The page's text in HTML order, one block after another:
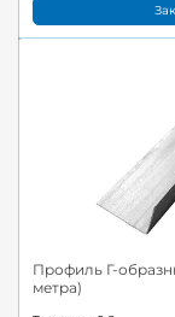
Профиль Г-
метра)